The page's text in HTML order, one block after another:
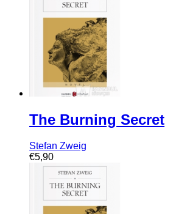
The Burning Secret
Stefan Zweig
€5,90